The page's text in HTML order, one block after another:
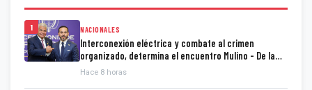
1 NACIONALES
Interconexión eléctrica y combate al crimen
organizado, determina el encuentro Mulino - De la
Espriella
Hace 8 horas